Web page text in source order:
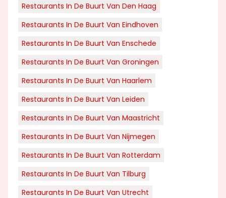
Restaurants In De Buurt Van Den Haag
Restaurants In De Buurt Van Eindhoven
Restaurants In De Buurt Van Enschede
Restaurants In De Buurt Van Groningen
Restaurants In De Buurt Van Haarlem
Restaurants In De Buurt Van Leiden
Restaurants In De Buurt Van Maastricht
Restaurants In De Buurt Van Nijmegen
Restaurants In De Buurt Van Rotterdam
Restaurants In De Buurt Van Tilburg
Restaurants In De Buurt Van Utrecht